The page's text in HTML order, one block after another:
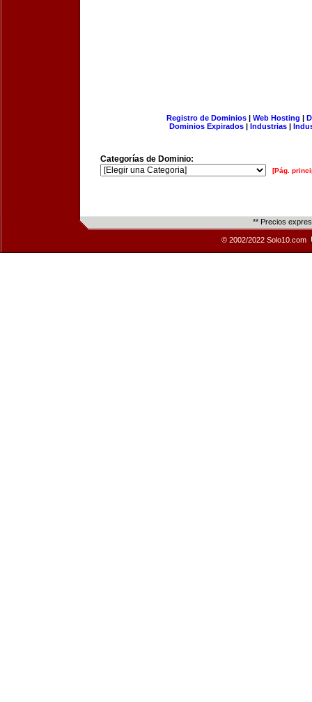
Registro de Dominios| Web Hosting |
Dominios Expirados | Industrias |
Categorías de Dominio:
[Pág.
** Precios
© 2002/2022 Solo10.com